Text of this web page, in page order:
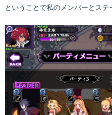
ということで私のメンバーとステ